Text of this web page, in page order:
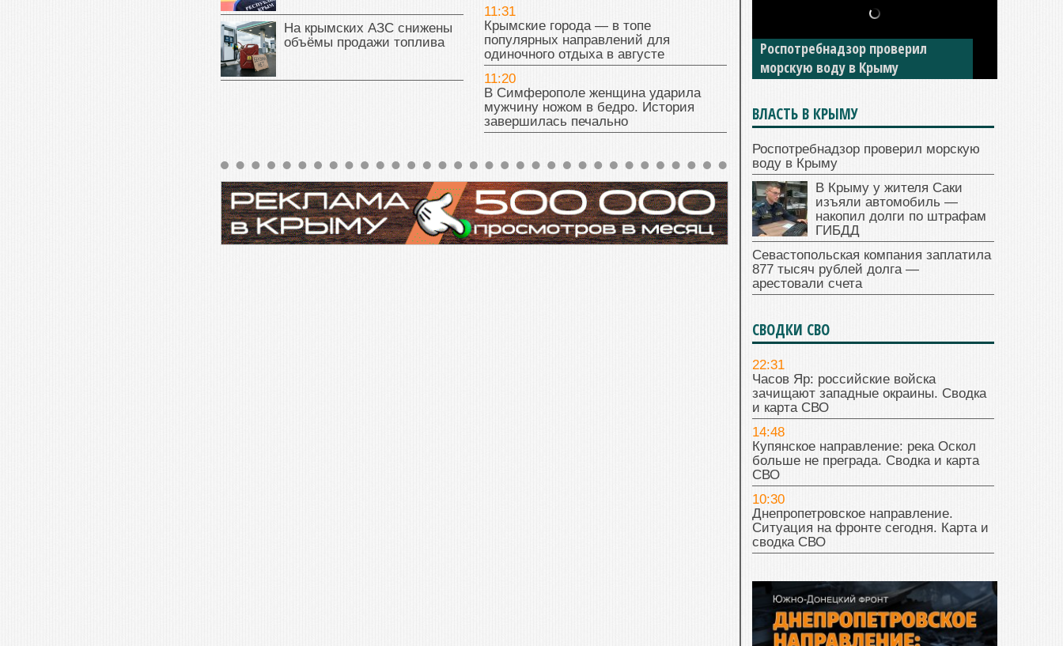
На крымских АЗС снижены
объёмы продажи топлива
11:31
Крымские города — в топе
популярных направлений для
одиночного отдыха в августе
11:20
В Симферополе женщина ударила
мужчину ножом в бедро. История
завершилась печально
Роспотребнадзор проверил
морскую воду в Крыму
ВЛАСТЬ В КРЫМУ
Роспотребнадзор проверил морскую
воду в Крыму
В Крыму у жителя Саки
изъяли автомобиль —
накопил долги по штрафам
ГИБДД
Севастопольская компания заплатила
877 тысяч рублей долга —
арестовали счета
СВОДКИ СВО
22:31
Часов Яр: российские войска
зачищают западные окраины. Сводка
и карта СВО
14:48
Купянское направление: река Оскол
больше не преграда. Сводка и карта
СВО
10:30
Днепропетровское направление.
Ситуация на фронте сегодня. Карта и
сводка СВО